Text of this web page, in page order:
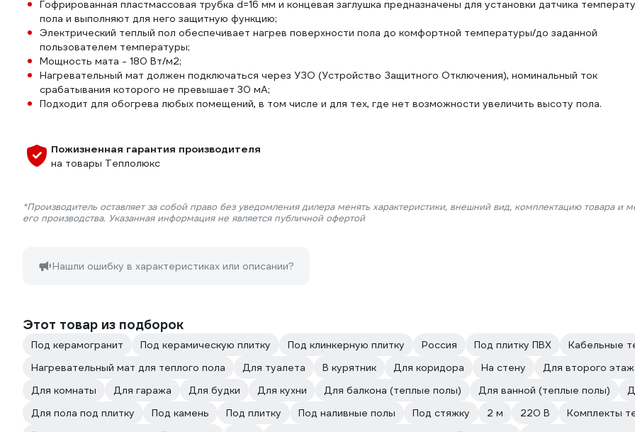
Гофрированная пластмассовая трубка d=16 мм и концевая заглушка предназначены для установки датчика
пола и выполняют для него защитную функцию;
Электрический теплый пол обеспечивает нагрев поверхности пола до комфортной температуры/до заданной
пользователем температуры;
Мощность мата - 180 Вт/м2;
Нагревательный мат должен подключаться через УЗО (Устройство Защитного Отключения), номинальный ток
срабатывания которого не превышает 30 мА;
Подходит для обогрева любых помещений, в том числе и для тех, где нет возможности увеличить высоту пола.
Пожизненная гарантия производителя
на товары Теплолюкс
*Производитель оставляет за собой право без уведомления дилера менять характеристики, внешний вид, комплектацию товара и
его производства. Указанная информация не является публичной офертой
Нашли ошибку в характеристиках или описании?
Этот товар из подборок
Под керамогранит Под керамическую плитку Под клинкерную плитку Россия Под плитку ПВХ Кабельные
Нагревательный мат для теплого пола
Для туалета В курятник Для коридора На стену Для второго
Для комнаты
Для гаража Для будки Для кухни Для балкона (теплые полы) Для ванной (теплые полы)
Для пола под плитку
Под камень Под плитку Под наливные полы Под стяжку 2 м 220 В Комплекты